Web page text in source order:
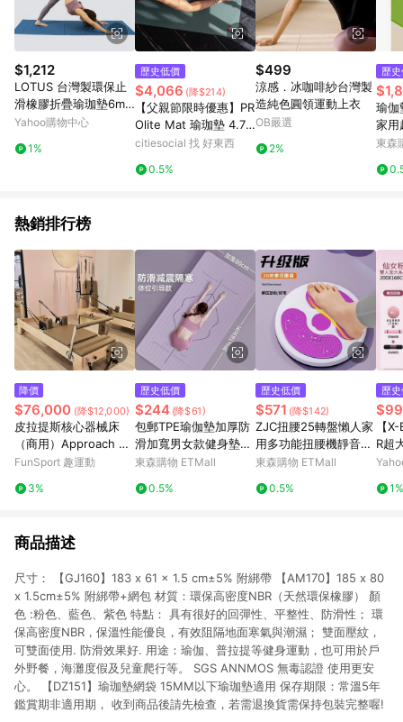
平台，商品資料更新會有時間差，如顯示之商品規格、顏色、價
位、贈品與台灣樂天市場銷售網頁不符，以銷售網頁標示為準。
(6) 導購訂單已逾 365 天，根據台灣樂天回饋規定，逾期訂單將
不符合回饋資格。 (7) 若上述或其他原因，致使消費者無接收到
點數回饋或點數回饋有爭議，台灣樂天市場保有更改條款與法律
追訴之權利，活動詳情以樂天市場網站公告為準。
$1,212
LOTUS 台灣製環保止
滑橡膠折疊瑜珈墊6mm
附收納袋
Yahoo購物中心
1%
歷史低價
$4,066 (降$214)
【父親節限時優惠】PR
Olite Mat 瑜珈墊 4.7m
m (共13色) Black
citiesocial 找 好東西
0.5%
$499
涼感．冰咖啡紗台灣製
造純色圓領運動上衣
OB嚴選
2%
歷
瑜伽
家用
大尺
東森
熱銷排行榜
降價
$76,000 (降$12,000)
皮拉提斯核心器械床
（商用）Approach Pil
ates Reformer
FunSport 趣運動
3%
歷史低價
$244 (降$61)
包郵TPE瑜伽墊加厚防
滑加寬男女款健身墊子
隔音舞
東森購物 ETMall
0.5%
歷史低價
$571 (降$142)
ZJC扭腰25轉盤懶人家
用多功能扭腰機靜音燃
脂美腰神器運動健身
東森購物 ETMall
0.5%
歷
【
R超
伽
認1%
商品描述
尺寸： 【GJ160】183 x 61 x 1.5 cm±5% 附綁帶 【AM170】185 x 80
x 1.5cm±5% 附綁帶+網包 材質：環保高密度NBR（天然環保橡膠） 顏
色 :粉色、藍色、紫色 特點： 具有很好的回彈性、平整性、防滑性； 環
保高密度NBR，保溫性能優良，有效阻隔地面寒氣與潮濕； 雙面壓紋，
可雙面使用. 防滑效果好. 用途：瑜伽、普拉提等健身運動，也可用於戶
外野餐，海灘度假及兒童爬行等。 SGS ANNMOS 無毒認證 使用更安
心。 【DZ151】瑜珈墊網袋 15MM以下瑜珈墊適用 保存期限：常溫5年
鑑賞期非適用期， 收到商品後請先檢查，若需退換貨需保持包裝完整喔!